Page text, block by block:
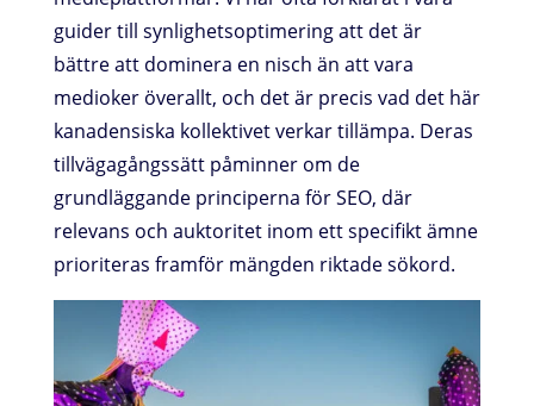
guider till synlighetsoptimering att det är
bättre att dominera en nisch än att vara
medioker överallt, och det är precis vad det här
kanadensiska kollektivet verkar tillämpa. Deras
tillvägagångssätt påminner om de
grundläggande principerna för SEO, där
relevans och auktoritet inom ett specifikt ämne
prioriteras framför mängden riktade sökord.